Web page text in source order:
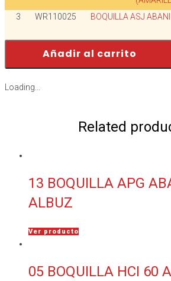
3
WR110025 BOQUILLA ASJ
Añadir al carrito
Loading...
Related
13 BOQUILLA APG
ALBUZ
Ver producto
05 BOQUILLA HCI 60